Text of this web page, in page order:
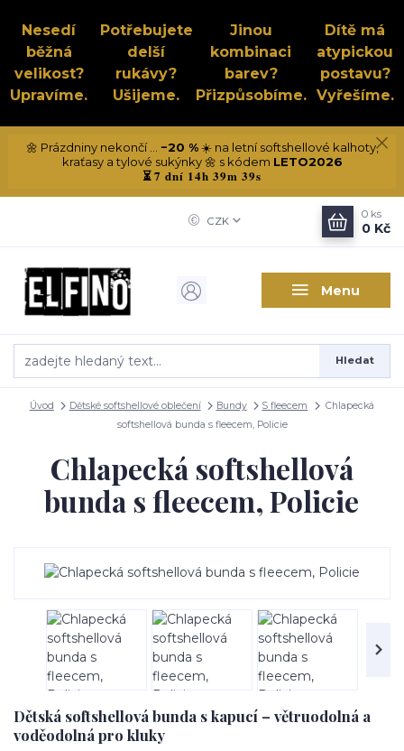
Nesedí
běžná
velikost?
Upravíme.
Potřebujete
delší
rukávy?
Ušijeme.
Jinou
kombinaci
barev?
Přizpůsobíme.
Dítě má
atypickou
postavu?
Vyřešíme.
🌼 Prázdniny nekončí ... −20 %☀️ na letní softshellové kalhoty,
kraťasy a tylové sukýnky 🌼 s kódem LETO2026
⏳7 dní 14h 39m 39s
Menu
CZK
Hledat
0 ks
0 Kč
Úvod Dětské softshellové oblečení Bundy S fleecem
Chlapecká
softshellová bunda s fleecem, Policie
Chlapecká softshellová
bunda s fleecem, Policie
Dětská softshellová bunda s kapucí – větruodolná a
voděodolná pro kluky